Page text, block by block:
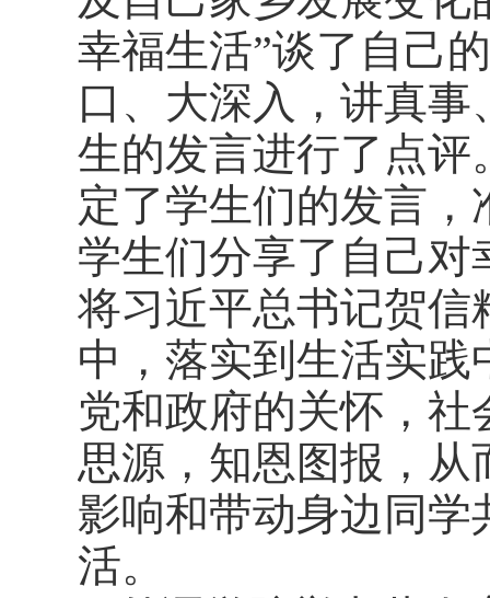
幸福生活”谈了自己
口、大深入，讲真
生的发言进行了点评
定了学生们的发言
学生们分享了自己
将习近平总书记贺信
中，落实到生活实
党和政府的关怀，
思源，知恩图报，
影响和带动身边同
活。